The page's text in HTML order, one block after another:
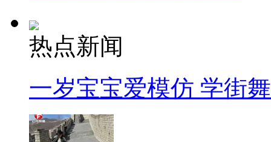
热点新闻
一岁宝宝爱模仿 学街